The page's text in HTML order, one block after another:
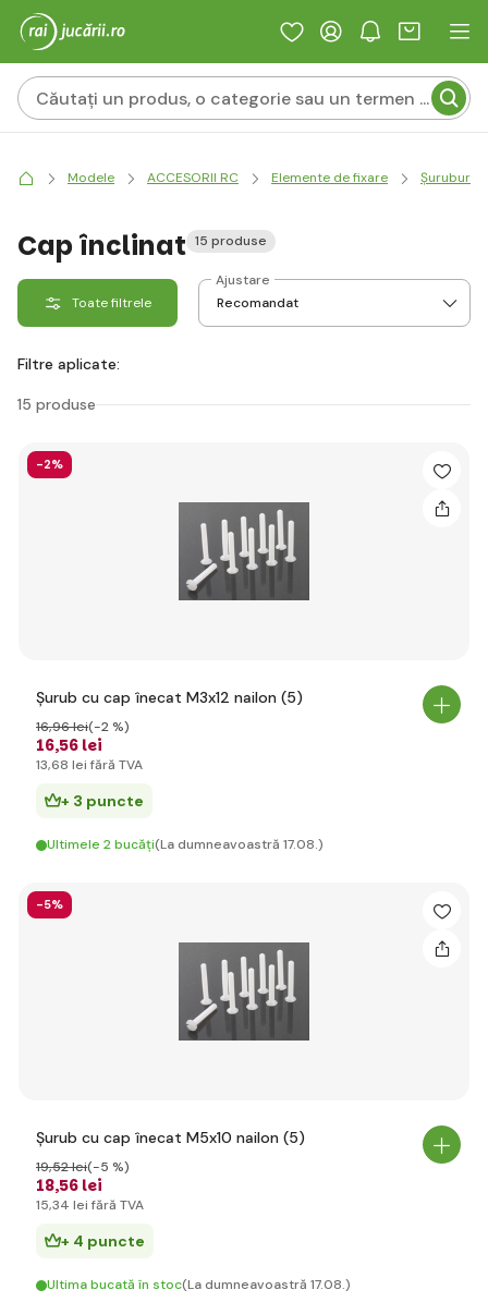
Modele ACCESORII RC Elemente de fixare Șuruburi
Cap înclinat 15 produse
Toate filtrele
Ajustare
Filtre aplicate:
15 produse
-2%
Șurub cu cap înecat M3x12 nailon (5)
16,56 lei
16,96 lei(-2 %)
13,68 lei fără TVA
+ 3 puncte
Ultimele 2 bucăți(La dumneavoastră 17.08.)
-5%
Șurub cu cap înecat M5x10 nailon (5)
18,56 lei
19,52 lei(-5 %)
15,34 lei fără TVA
+ 4 puncte
Ultima bucată în stoc(La dumneavoastră 17.08.)